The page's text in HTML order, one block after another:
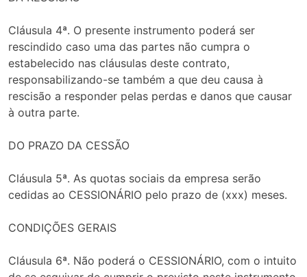
Cláusula 4ª. O presente instrumento poderá ser
rescindido caso uma das partes não cumpra o
estabelecido nas cláusulas deste contrato,
responsabilizando-se também a que deu causa à
rescisão a responder pelas perdas e danos que causar
à outra parte.
DO PRAZO DA CESSÃO
Cláusula 5ª. As quotas sociais da empresa serão
cedidas ao CESSIONÁRIO pelo prazo de (xxx) meses.
CONDIÇÕES GERAIS
Cláusula 6ª. Não poderá o CESSIONÁRIO, com o intuito